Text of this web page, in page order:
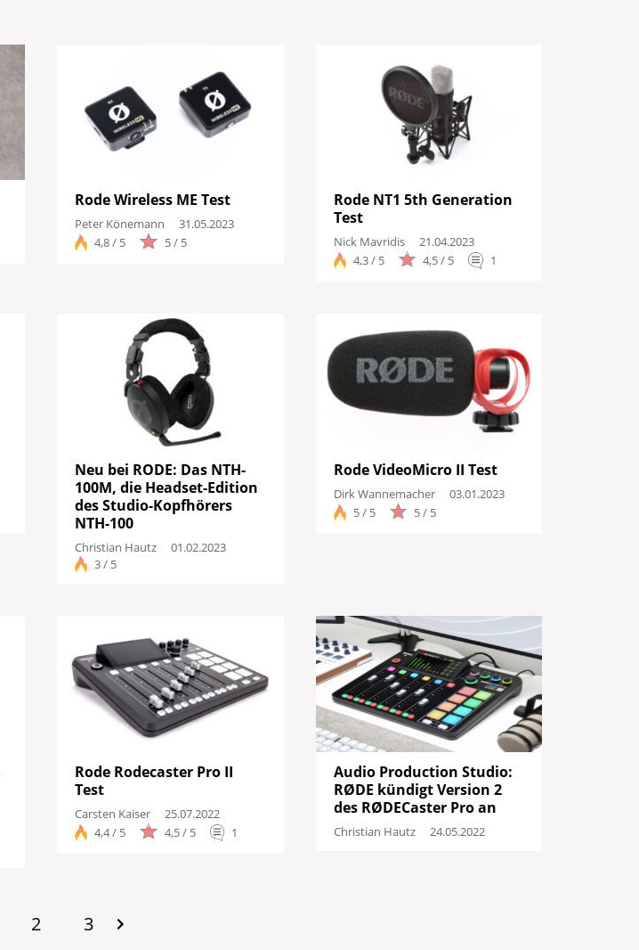
Rode Wireless ME Test
Peter Könemann
31.05.2023
4,8 / 5
5 / 5
Rode NT1 5th Generation
Test
Nick Mavridis
21.04.2023
4,3 / 5
4,5 / 5 1
Neu bei RODE: Das NTH-
100M, die Headset-Edition
des Studio-Kopfhörers
NTH-100
Christian Hautz
01.02.2023
3 / 5
Rode VideoMicro II Test
Dirk Wannemacher
03.01.2023
5 / 5
5 / 5
Rode Rodecaster Pro II
Test
Carsten Kaiser
25.07.2022
4,4 / 5
4,5 / 5 1
Audio Production Studio:
RØDE kündigt Version 2
des RØDECaster Pro an
Christian Hautz 24.05.2022
2 3